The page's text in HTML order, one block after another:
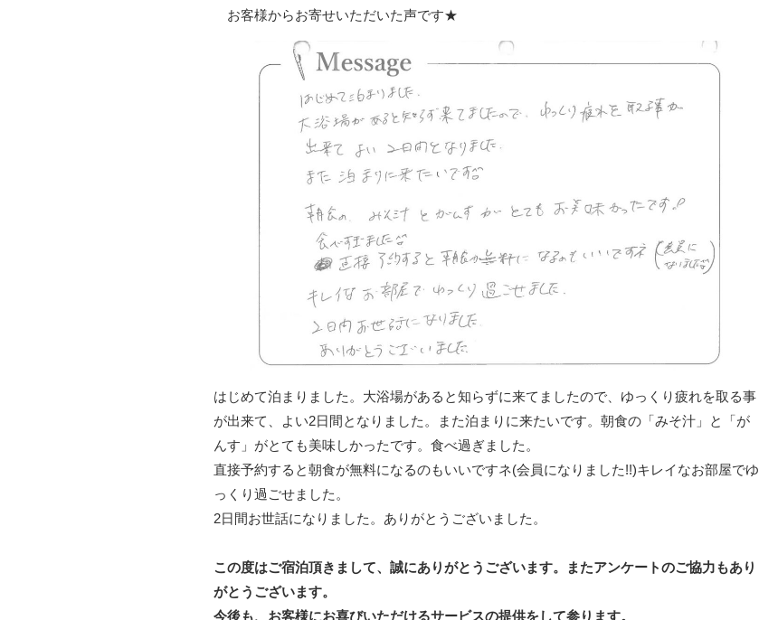
お客様からお寄せいただいた声です★
はじめて泊まりました。大浴場があると知らずに来てましたので、ゆっくり疲れを取る事
が出来て、よい2日間となりました。また泊まりに来たいです。朝食の「みそ汁」と「が
んす」がとても美味しかったです。食べ過ぎました。
直接予約すると朝食が無料になるのもいいですネ(会員になりました!!)キレイなお部屋でゆ
っくり過ごせました。
2日間お世話になりました。ありがとうございました。
この度はご宿泊頂きまして、誠にありがとうございます。またアンケートのご協力もあり
がとうございます。
今後も、お客様にお喜びいただけるサービスの提供をして参ります。